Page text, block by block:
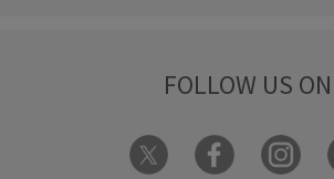
FOLLOW US ON